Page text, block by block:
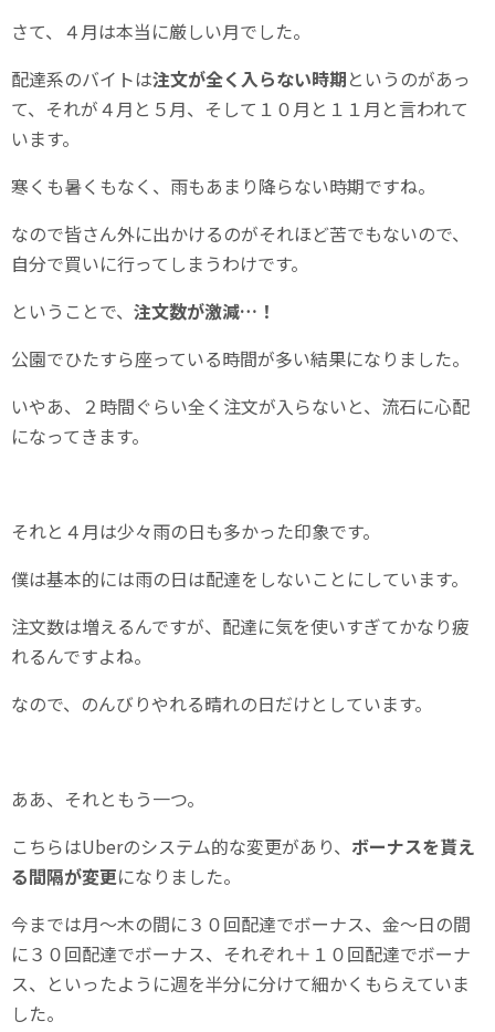
さて、４月は本当に厳しい月でした。
配達系のバイトは注文が全く入らない時期というのがあっ
て、それが４月と５月、そして１０月と１１月と言われて
います。
寒くも暑くもなく、雨もあまり降らない時期ですね。
なので皆さん外に出かけるのがそれほど苦でもないので、
自分で買いに行ってしまうわけです。
ということで、 注文数が激減…！
公園でひたすら座っている時間が多い結果になりました。
いやあ、２時間ぐらい全く注文が入らないと、流石に心配
になってきます。
それと４月は少々雨の日も多かった印象です。
僕は基本的には雨の日は配達をしないことにしています。
注文数は増えるんですが、配達に気を使いすぎてかなり疲
れるんですよね。
なので、のんびりやれる晴れの日だけとしています。
ああ、それともう一つ。
こちらはUberのシステム的な変更があり、 ボーナスを貰え
る間隔が変更になりました。
今までは月～木の間に３０回配達でボーナス、金～日の間
に３０回配達でボーナス、それぞれ＋１０回配達でボーナ
ス、といったように週を半分に分けて細かくもらえていま
した。